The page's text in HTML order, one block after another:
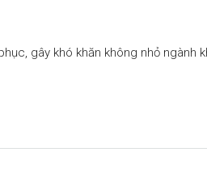
gây khó khăn không nhỏ ngành